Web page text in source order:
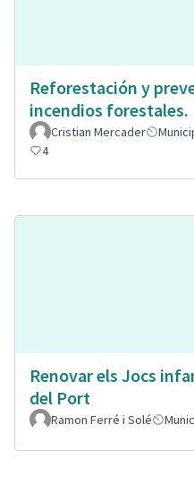
Reforestación y
incendios forestales.
Cristian Mercader
4
Renovar els Jocs
del Port
Ramon Ferré i Solé